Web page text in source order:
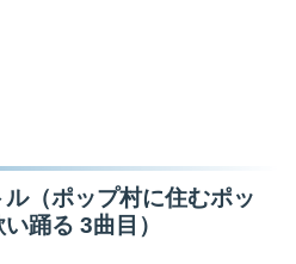
（ポップ村に住むポッ
踊る 3曲目）